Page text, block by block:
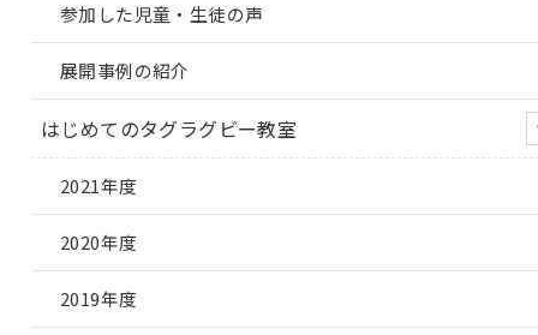
参加した児童・生徒の声
展開事例の紹介
はじめてのタグラグビー教室
2021年度
2020年度
2019年度